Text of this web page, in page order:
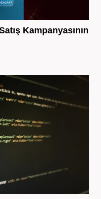
Kampanyasının